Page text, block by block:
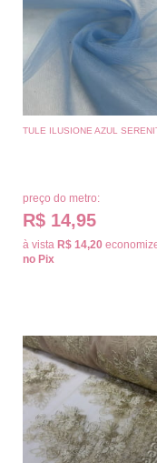
TULE ILUSIONE AZUL
preço do metro:
R$ 14,95
à vista R$ 14,20
no Pix